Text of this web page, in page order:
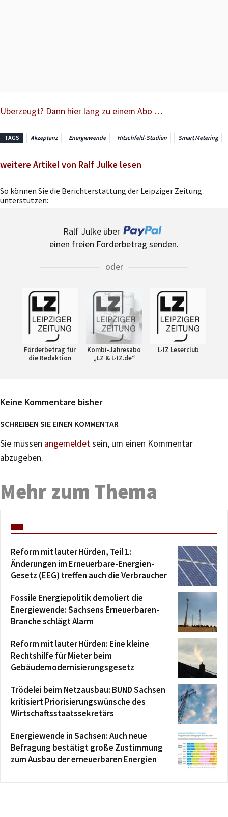
Überzeugt? Dann hier lang zu einem Abo …
TAGS Akzeptanz Energiewende Hitschfeld-Studien Smart Metering
weitere Artikel von Ralf Julke lesen
So können Sie die Berichterstattung der Leipziger Zeitung
unterstützen:
Ralf Julke über
einen freien Förderbetrag senden.
oder
Förderbetrag für
die Redaktion
Kombi-Jahresabo
„LZ & L-IZ.de“
L-IZ Leserclub
Keine Kommentare bisher
SCHREIBEN SIE EINEN KOMMENTAR
Sie müssen angemeldetsein, um einen Kommentar
abzugeben.
Mehr zum Thema
Reform mit lauter Hürden, Teil 1:
Änderungen im Erneuerbare-Energien-
Gesetz (EEG) treffen auch die Verbraucher
Fossile Energiepolitik demoliert die
Energiewende: Sachsens Erneuerbaren-
Branche schlägt Alarm
Reform mit lauter Hürden: Eine kleine
Rechtshilfe für Mieter beim
Gebäudemodernisierungsgesetz
Trödelei beim Netzausbau: BUND Sachsen
kritisiert Priorisierungswünsche des
Wirtschaftsstaatssekretärs
Energiewende in Sachsen: Auch neue
Befragung bestätigt große Zustimmung
zum Ausbau der erneuerbaren Energien